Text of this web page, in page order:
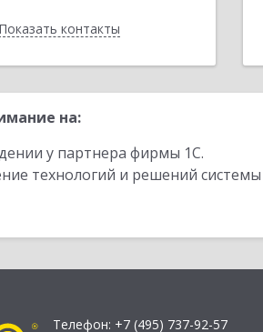
Показать контакты
Назад
на:
у партнера фирмы 1С.
технологий и решений
Телефон: +7 (495) 737-92-57